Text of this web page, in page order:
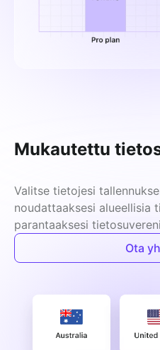
Mukautettu
Valitse tietojesi
noudattaaksesi alueellisia
parantaaksesi
Ota